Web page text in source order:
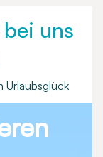
uns
Urlaubsglück